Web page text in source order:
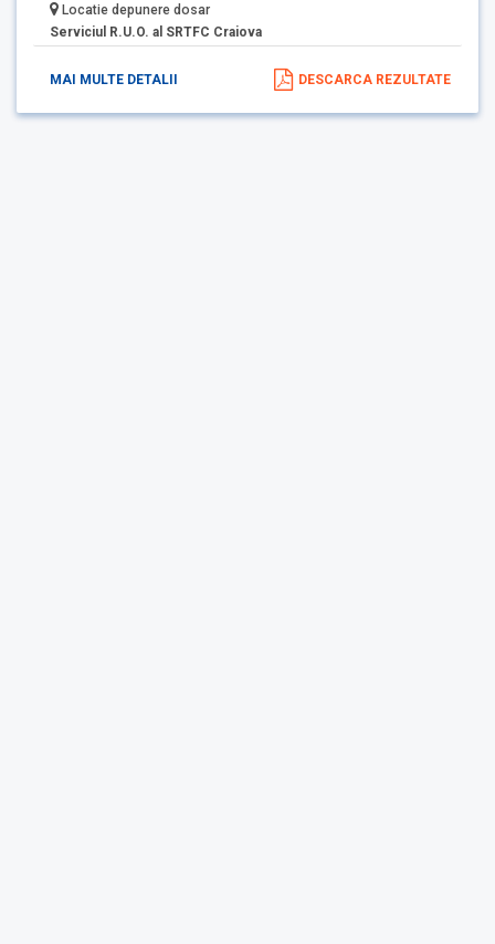
Locatie depunere dosar
Serviciul R.U.O. al SRTFC Craiova
MAI MULTE DETALII DESCARCA REZULTATE